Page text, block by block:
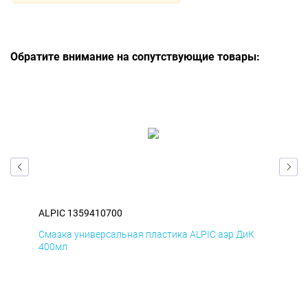
Обратите внимание на сопутствующие товары:
ALPIC 1359410700
Смазка универсальная пластика ALPIC аэр ДиК
400мл